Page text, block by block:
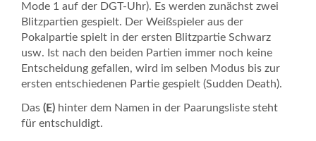
Mode 1 auf der DGT-Uhr). Es werden zunächst zwei
Blitzpartien gespielt. Der Weißspieler aus der
Pokalpartie spielt in der ersten Blitzpartie Schwarz
usw. Ist nach den beiden Partien immer noch keine
Entscheidung gefallen, wird im selben Modus bis zur
ersten entschiedenen Partie gespielt (Sudden Death).
Das (E) hinter dem Namen in der Paarungsliste steht
für entschuldigt.